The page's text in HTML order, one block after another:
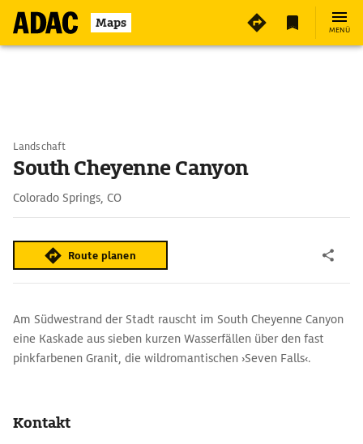
Maps MENÜ
Landschaft
South Cheyenne Canyon
Colorado Springs, CO
Route planen
Am Südwestrand der Stadt rauscht im South Cheyenne Canyon
eine Kaskade aus sieben kurzen Wasserfällen über den fast
pinkfarbenen Granit, die wildromantischen ›Seven Falls‹.
Kontakt